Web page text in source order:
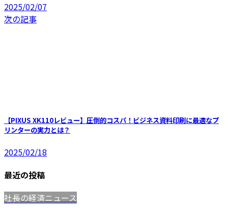
2025/02/07
次の記事
【PIXUS XK110レビュー】圧倒的コスパ！ビジネス資料印刷に最適なプ
リンターの実力とは？
2025/02/18
最近の投稿
社長の経済ニュース